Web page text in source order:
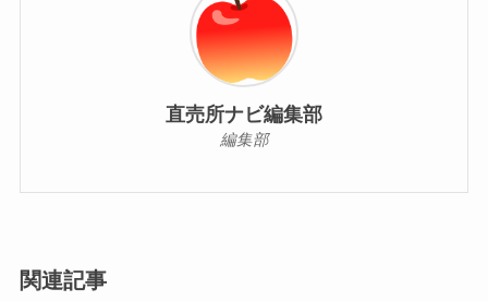
直売所ナビ編集部
編集部
関連記事